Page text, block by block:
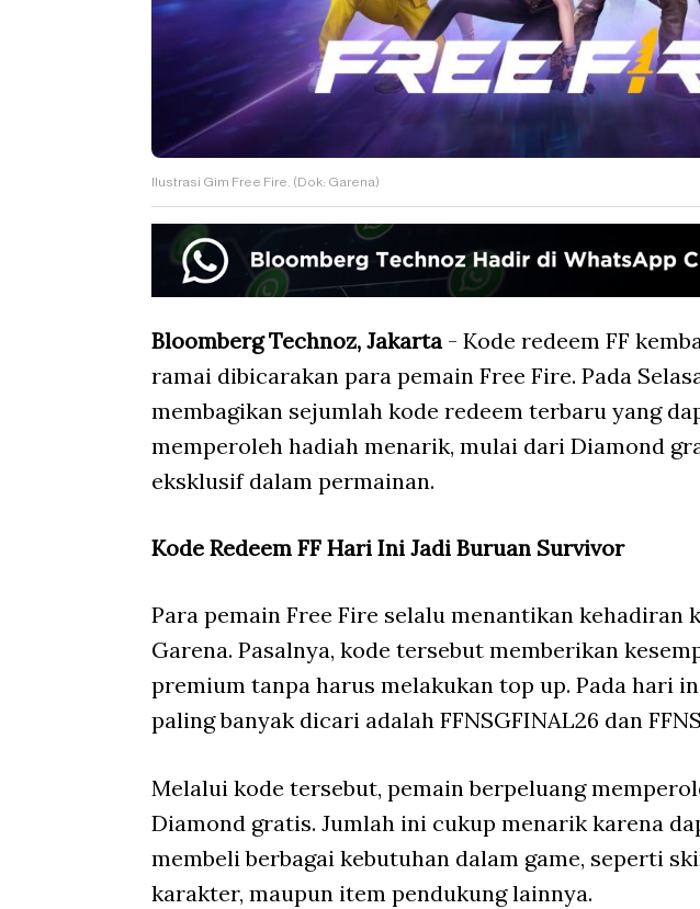
Ilustrasi Gim Free Fire. (Dok: Garena)
Bloomberg Technoz, Jakarta- Kode redeem FF
ramai dibicarakan para pemain Free Fire. Pada
membagikan sejumlah kode redeem terbaru yang
memperoleh hadiah menarik, mulai dari Diamond
eksklusif dalam permainan.
Kode Redeem FF Hari Ini Jadi Buruan Survivor
Para pemain Free Fire selalu menantikan kehadiran
Garena. Pasalnya, kode tersebut memberikan
premium tanpa harus melakukan top up. Pada hari
paling banyak dicari adalah FFNSGFINAL26 dan
Melalui kode tersebut, pemain berpeluang
Diamond gratis. Jumlah ini cukup menarik karena
membeli berbagai kebutuhan dalam game, seperti
karakter, maupun item pendukung lainnya.